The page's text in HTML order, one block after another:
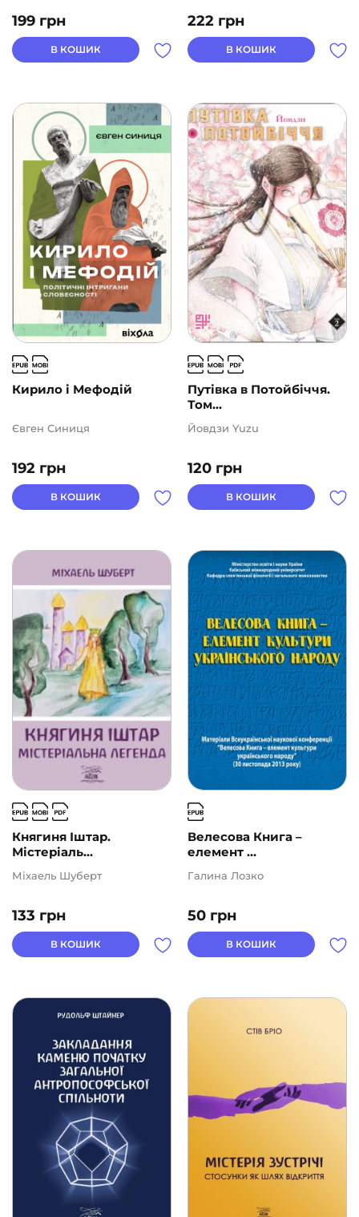
199 грн
В КОШИК
222 грн
В КОШИК
Кирило і Мефодій
192 грн
Євген Синиця
В КОШИК
Путівка в Потойбіччя.
Том...
120 грн
Йовдзи Yuzu
В КОШИК
Княгиня Іштар.
Містеріаль...
133 грн
Міхаель Шуберт
В КОШИК
Велесова Книга –
елемент ...
50 грн
Галина Лозко
В КОШИК